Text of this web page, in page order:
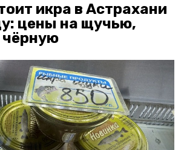
икра в Астрахани
цены на щучью,
чёрную